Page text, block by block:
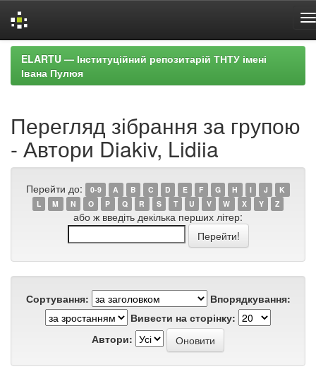
Skip
navigation
ELARTU — Інституційний репозитарій ТНТУ імені
Івана Пулюя
Перегляд зібрання за групою
- Автори Diakiv, Lidiia
Перейти до: 0-9 A B C D E F G H I J
K
L
M N O P Q R S T U V W X Y Z
або ж введіть декілька перших літер:
Сортування:
Впорядкування:
Вивести на сторінку:
Автори: